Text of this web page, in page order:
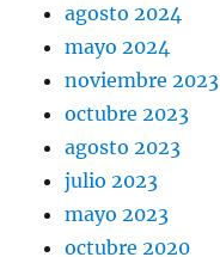
agosto 2024
mayo 2024
noviembre 2023
octubre 2023
agosto 2023
julio 2023
mayo 2023
octubre 2020